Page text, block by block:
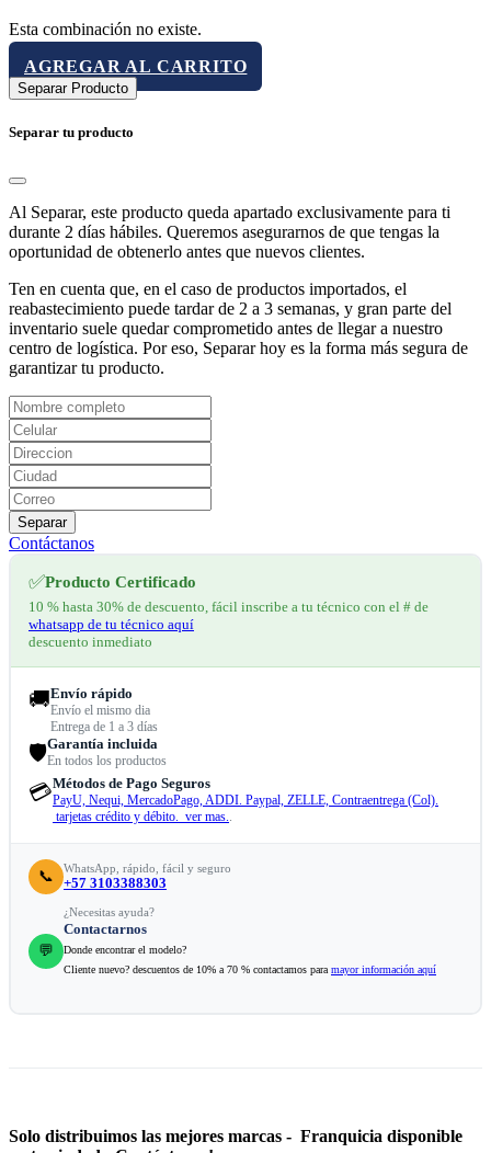
Esta combinación no existe.
AGREGAR AL CARRITO
Separar Producto
Separar tu producto
Al Separar, este producto queda apartado exclusivamente para ti
durante 2 días hábiles. Queremos asegurarnos de que tengas la
oportunidad de obtenerlo antes que nuevos clientes.
Ten en cuenta que, en el caso de productos importados, el
reabastecimiento puede tardar de 2 a 3 semanas, y gran parte del
inventario suele quedar comprometido antes de llegar a nuestro
centro de logística. Por eso, Separar hoy es la forma más segura de
garantizar tu producto.
Separar
Contáctanos
✅Producto Certificado
10 % hasta 30% de descuento, fácil inscribe a tu técnico con el # de
whatsapp de tu técnico aquí
descuento inmediato
🚚Envío rápido
Envío el mismo dia
Entrega de 1 a 3 días
🛡️Garantía incluida
En todos los productos
💳Métodos de Pago Seguros
PayU, Nequi, MercadoPago, ADDI. Paypal, ZELLE, Contraentrega (Col).
tarjetas crédito y débito. ver mas..
📞 WhatsApp, rápido, fácil y seguro
+57 3103388303
💬
¿Necesitas ayuda?
Contactarnos
Donde encontrar el modelo?
Cliente nuevo? descuentos de 10% a 70 % contactamos para mayor información aquí
Solo distribuimos las mejores marcas - Franquicia disponible